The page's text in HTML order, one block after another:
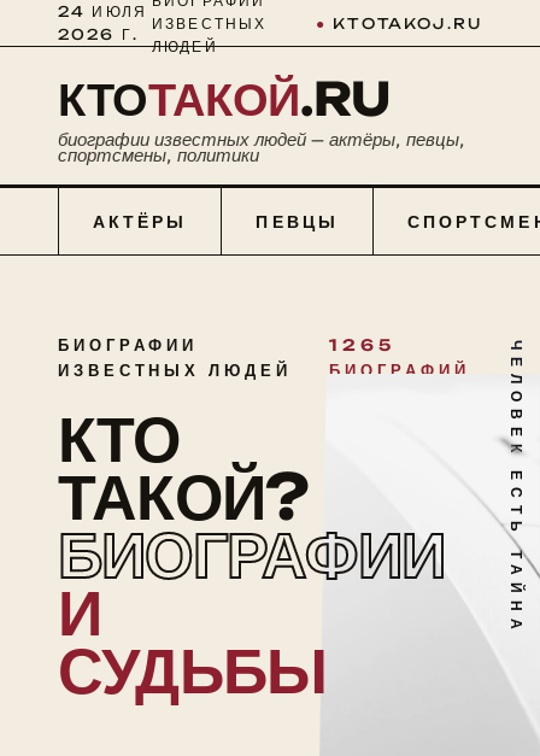
24 ИЮЛЯ
2026 Г.
ИЗВЕСТНЫХ
ЛЮДЕЙ
● KTOTAKOJ.RU
КТОТАКОЙ.RU
биографии известных людей — актёры, певцы,
спортсмены, политики
АКТЁРЫ ПЕВЦЫ
БИОГРАФИИ
ИЗВЕСТНЫХ ЛЮДЕЙ
1265
БИОГРАФИЙ
КТО
ТАКОЙ?
БИОГРАФИИ
И
СУДЬБЫ
ЧЕЛОВЕК ЕСТЬ ТАЙНА